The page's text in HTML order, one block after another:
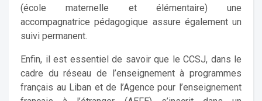
(école maternelle et élémentaire) une
accompagnatrice pédagogique assure également un
suivi permanent.
Enfin, il est essentiel de savoir que le CCSJ, dans le
cadre du réseau de l’enseignement à programmes
français au Liban et de l’Agence pour l’enseignement